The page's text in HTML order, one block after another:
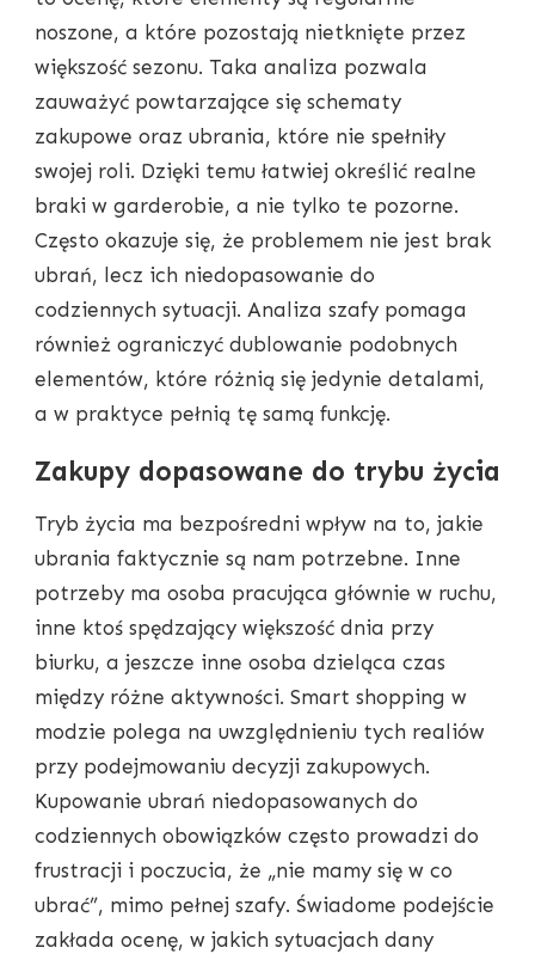
noszone, a które pozostają nietknięte przez
większość sezonu. Taka analiza pozwala
zauważyć powtarzające się schematy
zakupowe oraz ubrania, które nie spełniły
swojej roli. Dzięki temu łatwiej określić realne
braki w garderobie, a nie tylko te pozorne.
Często okazuje się, że problemem nie jest brak
ubrań, lecz ich niedopasowanie do
codziennych sytuacji. Analiza szafy pomaga
również ograniczyć dublowanie podobnych
elementów, które różnią się jedynie detalami,
a w praktyce pełnią tę samą funkcję.
Zakupy dopasowane do trybu życia
Tryb życia ma bezpośredni wpływ na to, jakie
ubrania faktycznie są nam potrzebne. Inne
potrzeby ma osoba pracująca głównie w ruchu,
inne ktoś spędzający większość dnia przy
biurku, a jeszcze inne osoba dzieląca czas
między różne aktywności. Smart shopping w
modzie polega na uwzględnieniu tych realiów
przy podejmowaniu decyzji zakupowych.
Kupowanie ubrań niedopasowanych do
codziennych obowiązków często prowadzi do
frustracji i poczucia, że „nie mamy się w co
ubrać”, mimo pełnej szafy. Świadome podejście
zakłada ocenę, w jakich sytuacjach dany